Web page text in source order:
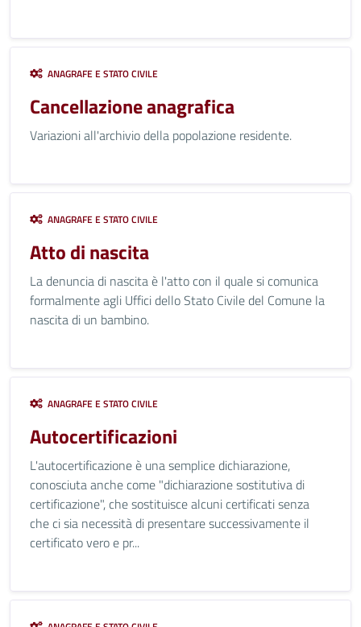
ANAGRAFE E STATO CIVILE
Cancellazione anagrafica
Variazioni all'archivio della popolazione residente.
ANAGRAFE E STATO CIVILE
Atto di nascita
La denuncia di nascita è l'atto con il quale si comunica
formalmente agli Uffici dello Stato Civile del Comune la
nascita di un bambino.
ANAGRAFE E STATO CIVILE
Autocertificazioni
L'autocertificazione è una semplice dichiarazione,
conosciuta anche come "dichiarazione sostitutiva di
certificazione", che sostituisce alcuni certificati senza
che ci sia necessità di presentare successivamente il
certificato vero e pr...